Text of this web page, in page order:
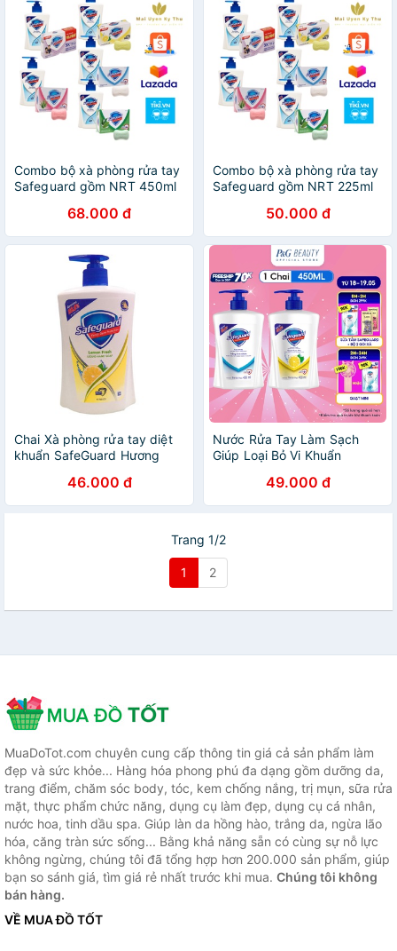
Combo bộ xà phòng rửa tay
Safeguard gồm NRT 450ml
68.000 đ
Combo bộ xà phòng rửa tay
Safeguard gồm NRT 225ml
50.000 đ
Chai Xà phòng rửa tay diệt
khuẩn SafeGuard Hương
46.000 đ
Nước Rửa Tay Làm Sạch
Giúp Loại Bỏ Vi Khuẩn
49.000 đ
Trang 1/2
1 2
MuaDoTot.com chuyên cung cấp thông tin giá cả sản phẩm làm
đẹp và sức khỏe... Hàng hóa phong phú đa dạng gồm dưỡng da,
trang điểm, chăm sóc body, tóc, kem chống nắng, trị mụn, sữa rửa
mặt, thực phẩm chức năng, dụng cụ làm đẹp, dụng cụ cá nhân,
nước hoa, tinh dầu spa. Giúp làn da hồng hào, trắng da, ngừa lão
hóa, căng tràn sức sống... Bằng khả năng sẵn có cùng sự nỗ lực
không ngừng, chúng tôi đã tổng hợp hơn 200.000 sản phẩm, giúp
bạn so sánh giá, tìm giá rẻ nhất trước khi mua. Chúng tôi không
bán hàng.
VỀ MUA ĐỒ TỐT